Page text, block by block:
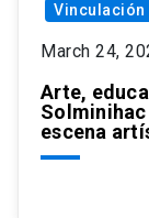
Vinculación
March 24,
Arte,
escena